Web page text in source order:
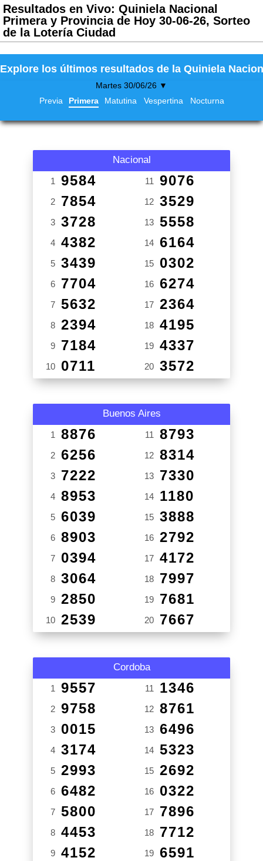
Resultados en Vivo: Quiniela Nacional
Primera y Provincia de Hoy 30-06-26, Sorteo
de la Lotería Ciudad
Explore los últimos resultados de la Quiniela
Martes 30/06/26 ▼
Previa
Primera Matutina Vespertina Nocturna
Nacional
1 9584
2 7854
3 3728
4 4382
5 3439
6 7704
7 5632
8 2394
9 7184
10 0711
11 9076
12 3529
13 5558
14 6164
15 0302
16 6274
17 2364
18 4195
19 4337
20 3572
Buenos Aires
1 8876
2 6256
3 7222
4 8953
5 6039
6 8903
7 0394
8 3064
9 2850
10 2539
11 8793
12 8314
13 7330
14 1180
15 3888
16 2792
17 4172
18 7997
19 7681
20 7667
Cordoba
1 9557
2 9758
3 0015
4 3174
5 2993
6 6482
7 5800
8 4453
9 4152
11 1346
12 8761
13 6496
14 5323
15 2692
16 0322
17 7896
18 7712
19 6591